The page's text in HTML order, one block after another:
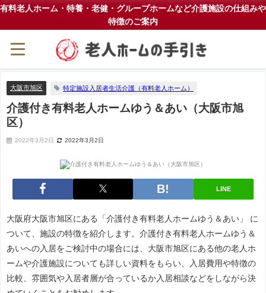
有料老人ホーム・特養・老健・グループホームなど介護施設の仕組みや
特徴のご案内
大阪市旭区 特定施設入居者生活介護（有料老人ホーム）
介護付き有料老人ホームゆう＆あい（大阪市旭
区）
2022年3月2日 2022年3月2日
LINE
大阪府大阪市旭区にある「介護付き有料老人ホームゆう＆あい」 に
ついて、施設の特徴を紹介します。介護付き有料老人ホームゆう＆
あいへの入居をご検討中の場合には、大阪市旭区にある他の老人ホ
ームや介護施設についても詳しい資料をもらい、入居費用や特徴の
比較、雰囲気や入居者層が合っているか入居相談などをしながら決